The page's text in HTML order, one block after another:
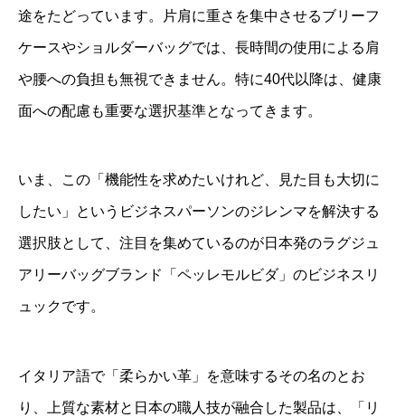
途をたどっています。片肩に重さを集中させるブリーフ
ケースやショルダーバッグでは、長時間の使用による肩
や腰への負担も無視できません。特に40代以降は、健康
面への配慮も重要な選択基準となってきます。
いま、この「機能性を求めたいけれど、見た目も大切に
したい」というビジネスパーソンのジレンマを解決する
選択肢として、注目を集めているのが日本発のラグジュ
アリーバッグブランド「ペッレモルビダ」のビジネスリ
ュックです。
イタリア語で「柔らかい革」を意味するその名のとお
り、上質な素材と日本の職人技が融合した製品は、「リ